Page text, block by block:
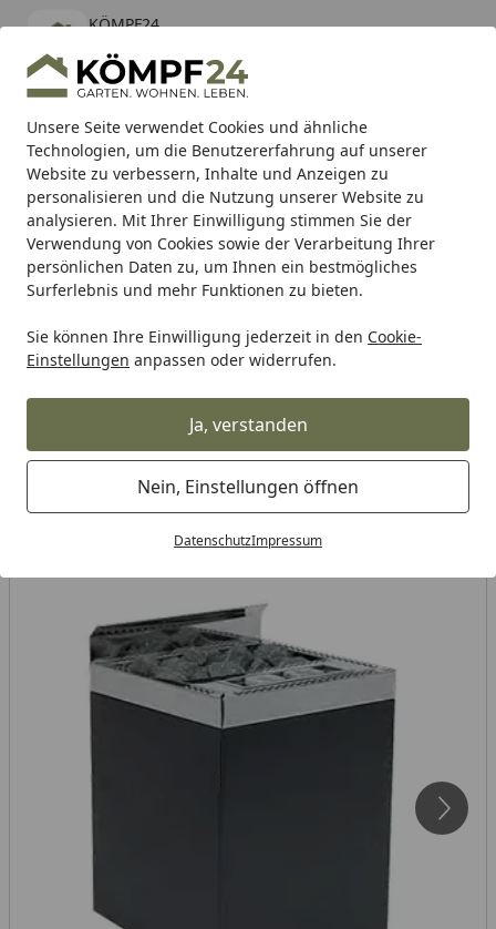
Unsere Seite verwendet Cookies und ähnliche
Technologien, um die Benutzererfahrung auf unserer
Website zu verbessern, Inhalte und Anzeigen zu
personalisieren und die Nutzung unserer Website zu
analysieren. Mit Ihrer Einwilligung stimmen Sie der
Verwendung von Cookies sowie der Verarbeitung Ihrer
persönlichen Daten zu, um Ihnen ein bestmögliches
Surferlebnis und mehr Funktionen zu bieten.
Sie können Ihre Einwilligung jederzeit in den Cookie-
Einstellungen anpassen oder widerrufen.
Ja, verstanden
Nein, Einstellungen öffnen
DatenschutzImpressum
KÖMPF24
kostenlos - Im App Store
Hotline
Alle Produkte
Mein Konto
Suchen
Karibu Pools inkl. gratis Sandfilteranlage & Pool-
Starterset (Gesamtwert bis 468,99€)
Startseite
Sauna: Wellness für alle Sinne Saunaofen Bio Kombi
Infraworld Verdampferofen Sparta